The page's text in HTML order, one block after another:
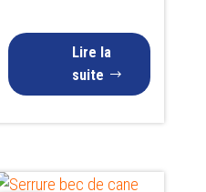
Lire la
suite